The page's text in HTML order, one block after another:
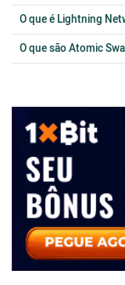
O que é Lightning
O que são Atomic